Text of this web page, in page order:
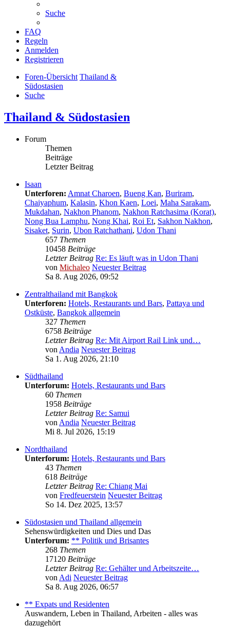
Suche
FAQ
Regeln
Anmelden
Registrieren
Foren-Übersicht Thailand &
Südostasien
Suche
Thailand & Südostasien
Forum
Themen
Beiträge
Letzter Beitrag
Isaan
Unterforen: Amnat Charoen, Bueng Kan, Buriram,
Chaiyaphum, Kalasin, Khon Kaen, Loei, Maha Sarakam,
Mukdahan, Nakhon Phanom, Nakhon Ratchasima (Korat),
Nong Bua Lamphu, Nong Khai, Roi Et, Sakhon Nakhon,
Sisaket, Surin, Ubon Ratchathani, Udon Thani
657 Themen
10458 Beiträge
Letzter Beitrag Re: Es läuft was in Udon Thani
von Michaleo Neuester Beitrag
Sa 8. Aug 2026, 09:52
Zentralthailand mit Bangkok
Unterforen: Hotels, Restaurants und Bars, Pattaya und
Ostküste, Bangkok allgemein
327 Themen
6758 Beiträge
Letzter Beitrag Re: Mit Airport Rail Link und…
von Andia Neuester Beitrag
Sa 1. Aug 2026, 21:10
Südthailand
Unterforum: Hotels, Restaurants und Bars
60 Themen
1958 Beiträge
Letzter Beitrag Re: Samui
von Andia Neuester Beitrag
Mi 8. Jul 2026, 15:19
Nordthailand
Unterforum: Hotels, Restaurants und Bars
43 Themen
618 Beiträge
Letzter Beitrag Re: Chiang Mai
von Fredfeuerstein Neuester Beitrag
So 14. Dez 2025, 13:57
Südostasien und Thailand allgemein
Sehenswürdigkeiten und Dies und Das
Unterforum: ** Politik und Brisantes
268 Themen
17120 Beiträge
Letzter Beitrag Re: Gehälter und Arbeitszeite…
von Adi Neuester Beitrag
Sa 8. Aug 2026, 06:57
** Expats und Residenten
Auswandern, Leben in Thailand, Arbeiten - alles was
dazugehört